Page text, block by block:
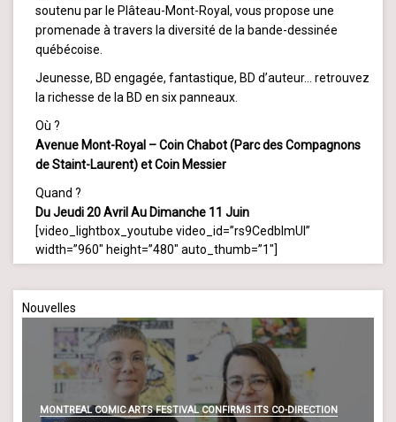
soutenu par le Plâteau-Mont-Royal, vous propose une
promenade à travers la diversité de la bande-dessinée
québécoise.
Jeunesse, BD engagée, fantastique, BD d’auteur… retrouvez
la richesse de la BD en six panneaux.
Où ?
Avenue Mont-Royal – Coin Chabot (Parc des Compagnons
de Staint-Laurent) et Coin Messier
Quand ?
Du Jeudi 20 Avril Au Dimanche 11 Juin
[video_lightbox_youtube video_id=”rs9CedbImUI”
width=”960″ height=”480″ auto_thumb=”1″]
Nouvelles
MONTREAL COMIC ARTS FESTIVAL CONFIRMS ITS CO-DIRECTION